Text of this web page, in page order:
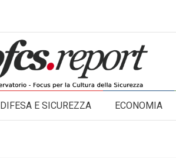
DIFESA E SICUREZZA ECONOMIA